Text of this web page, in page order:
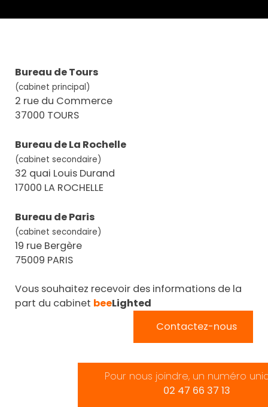
Bureau de Tours
(cabinet principal)
2 rue du Commerce
37000 TOURS
Bureau de La Rochelle
(cabinet secondaire)
32 quai Louis Durand
17000 LA ROCHELLE
Bureau de Paris
(cabinet secondaire)
19 rue Bergère
75009 PARIS
Vous souhaitez recevoir des informations de la
part du cabinet beeLighted
Contactez-nous
Pour nous joindre, un numéro
02 47 66 37 13